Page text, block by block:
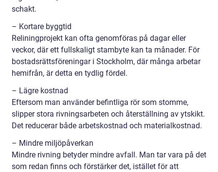
schakt.
– Kortare byggtid
Reliningprojekt kan ofta genomföras på dagar eller
veckor, där ett fullskaligt stambyte kan ta månader. För
bostadsrättsföreningar i Stockholm, där många arbetar
hemifrån, är detta en tydlig fördel.
– Lägre kostnad
Eftersom man använder befintliga rör som stomme,
slipper stora rivningsarbeten och återställning av ytskikt.
Det reducerar både arbetskostnad och materialkostnad.
– Mindre miljöpåverkan
Mindre rivning betyder mindre avfall. Man tar vara på det
som redan finns och förstärker det, istället för att